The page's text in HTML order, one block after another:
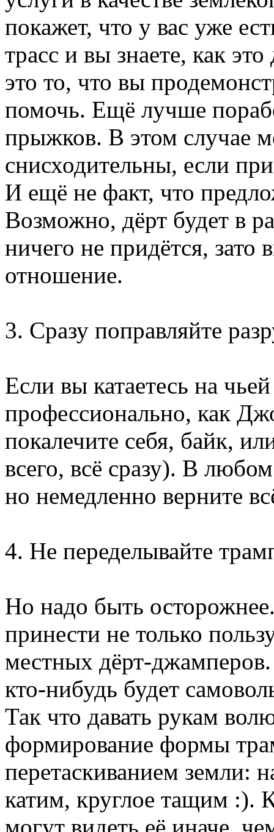
покажет, что у вас уже
трасс и вы знаете, как
это то, что вы
помочь. Ещё лучше
прыжков. В этом случае
снисходительны, если
И ещё не факт, что
Возможно, дёрт будет в
ничего не придётся,
отношение.
3. Сразу поправляйте
Если вы катаетесь на
профессионально, как
покалечите себя, байк,
всего, всё сразу). В
но немедленно верните
4. Не переделывайте
Но надо быть
принести не только
местных дёрт-
кто-нибудь будет
Так что давать рукам
формирование формы
перетаскиванием земли:
катим, круглое тащим :).
могут видеть её иначе,